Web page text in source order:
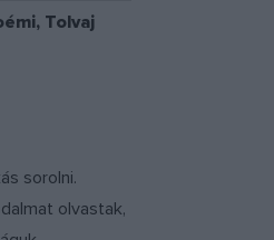
Tolvaj
sorolni.
olvastak,